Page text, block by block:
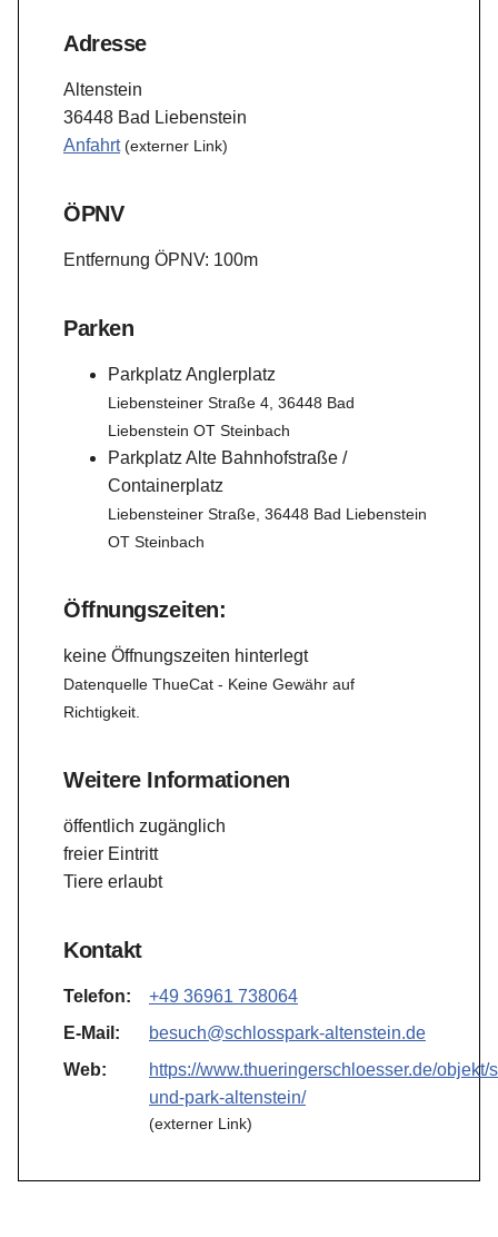
Adresse
Altenstein
36448 Bad Liebenstein
Anfahrt (externer Link)
ÖPNV
Entfernung ÖPNV: 100m
Parken
Parkplatz Anglerplatz
Liebensteiner Straße 4, 36448 Bad
Liebenstein OT Steinbach
Parkplatz Alte Bahnhofstraße /
Containerplatz
Liebensteiner Straße, 36448 Bad Liebenstein
OT Steinbach
Öffnungszeiten:
keine Öffnungszeiten hinterlegt
Datenquelle ThueCat - Keine Gewähr auf
Richtigkeit.
Weitere Informationen
öffentlich zugänglich
freier Eintritt
Tiere erlaubt
Kontakt
Telefon:
+49 36961 738064
E-Mail:
besuch@schlosspark-altenstein.de
Web:
https://www.thueringerschloesser.de/objekt/
und-park-altenstein/
(externer Link)